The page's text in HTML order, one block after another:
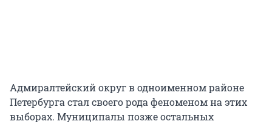
Адмиралтейский округ в одноименном районе
Петербурга стал своего рода феноменом на этих
выборах. Муниципалы позже остальных